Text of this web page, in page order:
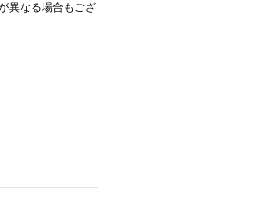
異なる場合もござ